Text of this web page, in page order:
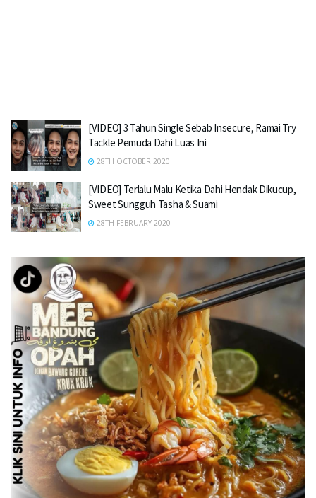
[VIDEO] 3 Tahun Single Sebab Insecure, Ramai Try
Tackle Pemuda Dahi Luas Ini
28TH OCTOBER 2020
[VIDEO] Terlalu Malu Ketika Dahi Hendak Dikucup,
Sweet Sungguh Tasha & Suami
28TH FEBRUARY 2020